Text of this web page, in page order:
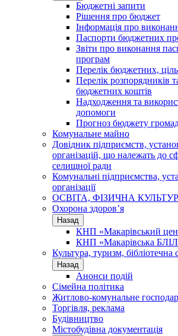
Бюджетні запити
Рішення про бюджет
Інформація про
Паспорти бюджетних
Звіти про виконання
програм
Перелік бюджетних,
Перелік розпорядників
бюджетних коштів
Надходження та
допомоги
Прогноз бюджету
Комунальне майно
Довідник підприємств,
організацій, що належать до
селищної ради
Комунальні підприємства,
організації
ОСВІТА, ФІЗИЧНА
Охорона здоров’я
Назад
КНП «Макарівський
КНП «Макарівська
Культура, туризм, бібліотечна
Назад
Анонси подій
Сімейна політика
Житлово-комунальне
Торгівля, реклама
Будівництво
Містобудівна документація